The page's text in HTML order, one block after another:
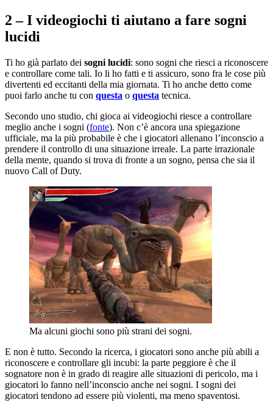
2 – I videogiochi ti aiutano a fare sogni
lucidi
Ti ho già parlato dei sogni lucidi: sono sogni che riesci a riconoscere
e controllare come tali. Io li ho fatti e ti assicuro, sono fra le cose più
divertenti ed eccitanti della mia giornata. Ti ho anche detto come
puoi farlo anche tu con questa o questa tecnica.
Secondo uno studio, chi gioca ai videogiochi riesce a controllare
meglio anche i sogni (fonte). Non c’è ancora una spiegazione
ufficiale, ma la più probabile è che i giocatori allenano l’inconscio a
prendere il controllo di una situazione irreale. La parte irrazionale
della mente, quando si trova di fronte a un sogno, pensa che sia il
nuovo Call of Duty.
Ma alcuni giochi sono più strani dei sogni.
E non è tutto. Secondo la ricerca, i giocatori sono anche più abili a
riconoscere e controllare gli incubi: la parte peggiore è che il
sognatore non è in grado di reagire alle situazioni di pericolo, ma i
giocatori lo fanno nell’inconscio anche nei sogni. I sogni dei
giocatori tendono ad essere più violenti, ma meno spaventosi.